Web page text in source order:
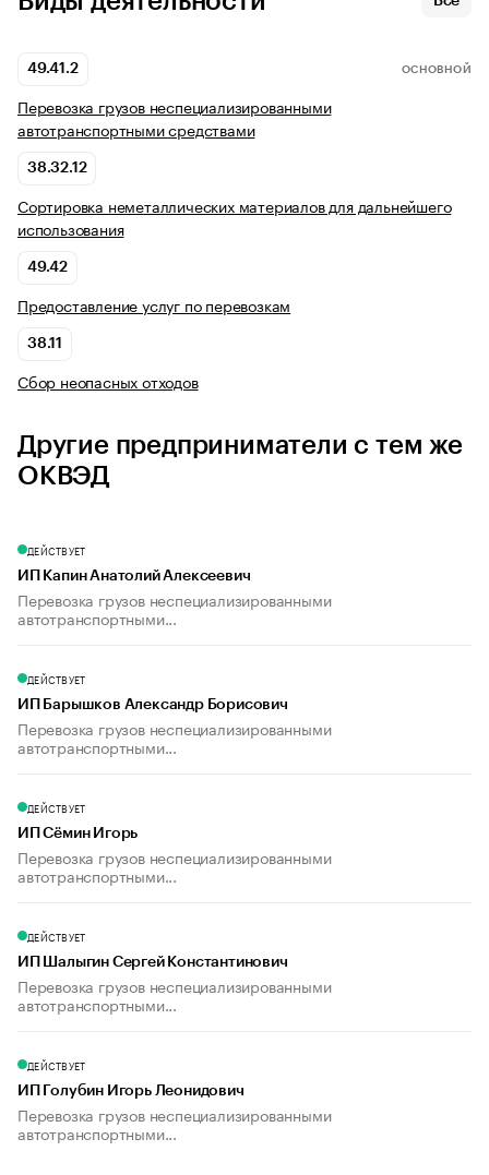
49.41.2 ОСНОВНОЙ
Перевозка грузов неспециализированными
автотранспортными средствами
38.32.12
Сортировка неметаллических материалов для дальнейшего
использования
49.42
Предоставление услуг по перевозкам
38.11
Сбор неопасных отходов
Другие предприниматели с тем же
ОКВЭД
ДЕЙСТВУЕТ
ИП Капин Анатолий Алексеевич
Перевозка грузов неспециализированными
автотранспортными...
ДЕЙСТВУЕТ
ИП Барышков Александр Борисович
Перевозка грузов неспециализированными
автотранспортными...
ДЕЙСТВУЕТ
ИП Сёмин Игорь
Перевозка грузов неспециализированными
автотранспортными...
ДЕЙСТВУЕТ
ИП Шалыгин Сергей Константинович
Перевозка грузов неспециализированными
автотранспортными...
ДЕЙСТВУЕТ
ИП Голубин Игорь Леонидович
Перевозка грузов неспециализированными
автотранспортными...